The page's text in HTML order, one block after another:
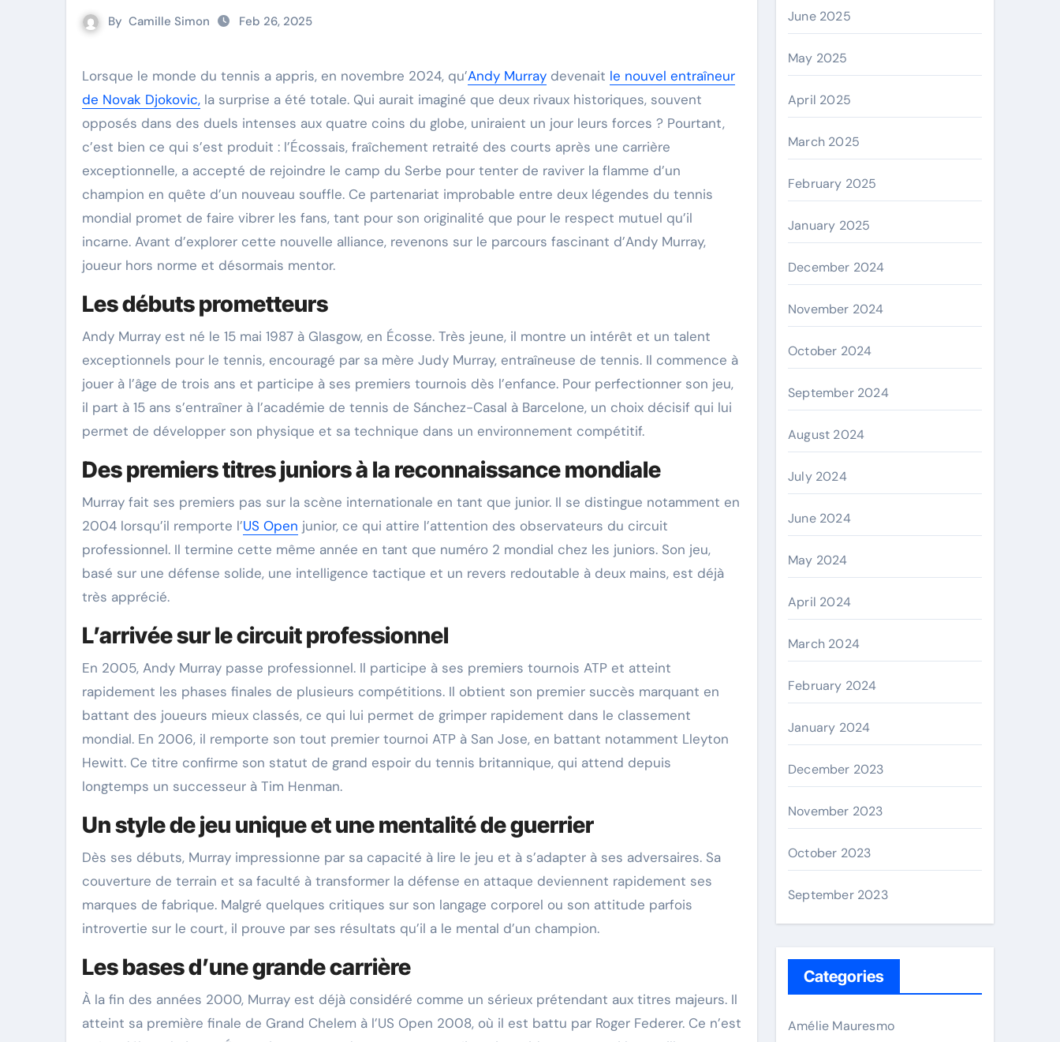
By Camille Simon Feb 26, 2025
Lorsque le monde du tennis a appris, en novembre 2024, qu’Andy Murray devenait le nouvel entraîneur
de Novak Djokovic, la surprise a été totale. Qui aurait imaginé que deux rivaux historiques, souvent
opposés dans des duels intenses aux quatre coins du globe, uniraient un jour leurs forces ? Pourtant,
c’est bien ce qui s’est produit : l’Écossais, fraîchement retraité des courts après une carrière
exceptionnelle, a accepté de rejoindre le camp du Serbe pour tenter de raviver la flamme d’un
champion en quête d’un nouveau souffle. Ce partenariat improbable entre deux légendes du tennis
mondial promet de faire vibrer les fans, tant pour son originalité que pour le respect mutuel qu’il
incarne. Avant d’explorer cette nouvelle alliance, revenons sur le parcours fascinant d’Andy Murray,
joueur hors norme et désormais mentor.
Les débuts prometteurs
Andy Murray est né le 15 mai 1987 à Glasgow, en Écosse. Très jeune, il montre un intérêt et un talent
exceptionnels pour le tennis, encouragé par sa mère Judy Murray, entraîneuse de tennis. Il commence à
jouer à l’âge de trois ans et participe à ses premiers tournois dès l’enfance. Pour perfectionner son jeu,
il part à 15 ans s’entraîner à l’académie de tennis de Sánchez-Casal à Barcelone, un choix décisif qui lui
permet de développer son physique et sa technique dans un environnement compétitif.
Des premiers titres juniors à la reconnaissance mondiale
Murray fait ses premiers pas sur la scène internationale en tant que junior. Il se distingue notamment en
2004 lorsqu’il remporte l’US Open junior, ce qui attire l’attention des observateurs du circuit
professionnel. Il termine cette même année en tant que numéro 2 mondial chez les juniors. Son jeu,
basé sur une défense solide, une intelligence tactique et un revers redoutable à deux mains, est déjà
très apprécié.
L’arrivée sur le circuit professionnel
En 2005, Andy Murray passe professionnel. Il participe à ses premiers tournois ATP et atteint
rapidement les phases finales de plusieurs compétitions. Il obtient son premier succès marquant en
battant des joueurs mieux classés, ce qui lui permet de grimper rapidement dans le classement
mondial. En 2006, il remporte son tout premier tournoi ATP à San Jose, en battant notamment Lleyton
Hewitt. Ce titre confirme son statut de grand espoir du tennis britannique, qui attend depuis
longtemps un successeur à Tim Henman.
Un style de jeu unique et une mentalité de guerrier
Dès ses débuts, Murray impressionne par sa capacité à lire le jeu et à s’adapter à ses adversaires. Sa
couverture de terrain et sa faculté à transformer la défense en attaque deviennent rapidement ses
marques de fabrique. Malgré quelques critiques sur son langage corporel ou son attitude parfois
introvertie sur le court, il prouve par ses résultats qu’il a le mental d’un champion.
Les bases d’une grande carrière
À la fin des années 2000, Murray est déjà considéré comme un sérieux prétendant aux titres majeurs. Il
atteint sa première finale de Grand Chelem à l’US Open 2008, où il est battu par Roger Federer. Ce n’est
June 2025
May 2025
April 2025
March 2025
February 2025
January 2025
December 2024
November 2024
October 2024
September 2024
August 2024
July 2024
June 2024
May 2024
April 2024
March 2024
February 2024
January 2024
December 2023
November 2023
October 2023
September 2023
Categories
Amélie Mauresmo